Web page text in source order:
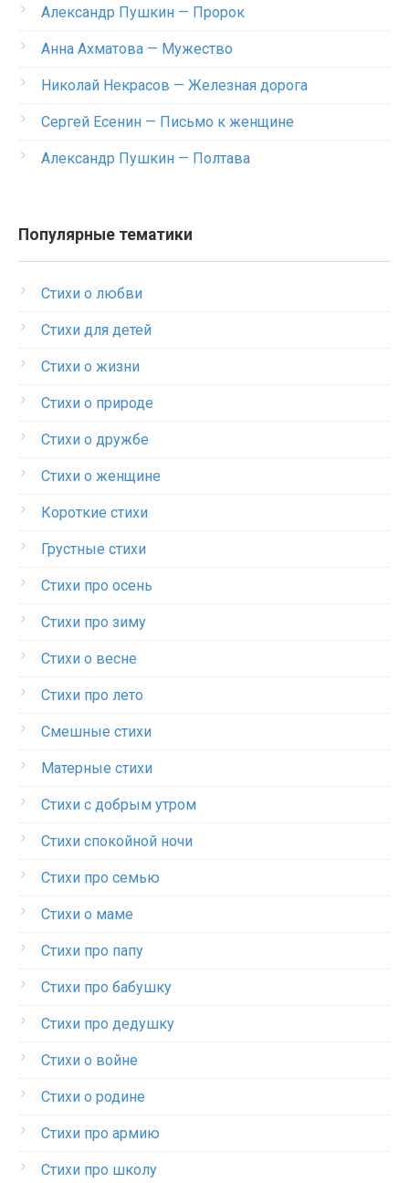
Александр Пушкин — Пророк
Анна Ахматова — Мужество
Николай Некрасов — Железная дорога
Сергей Есенин — Письмо к женщине
Александр Пушкин — Полтава
Популярные тематики
Стихи о любви
Стихи для детей
Стихи о жизни
Стихи о природе
Стихи о дружбе
Стихи о женщине
Короткие стихи
Грустные стихи
Стихи про осень
Стихи про зиму
Стихи о весне
Стихи про лето
Смешные стихи
Матерные стихи
Стихи с добрым утром
Стихи спокойной ночи
Стихи про семью
Стихи о маме
Стихи про папу
Стихи про бабушку
Стихи про дедушку
Стихи о войне
Стихи о родине
Стихи про армию
Стихи про школу